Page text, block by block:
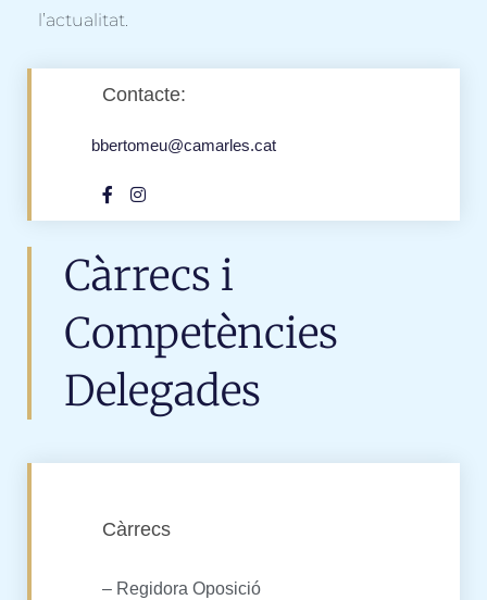
l’actualitat.
Contacte:
bbertomeu@camarles.cat
Càrrecs i
Competències
Delegades
Càrrecs
– Regidora Oposició